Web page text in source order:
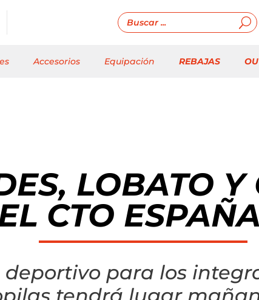
Accesorios Equipación REBAJAS
LOBATO Y
CTO
para los